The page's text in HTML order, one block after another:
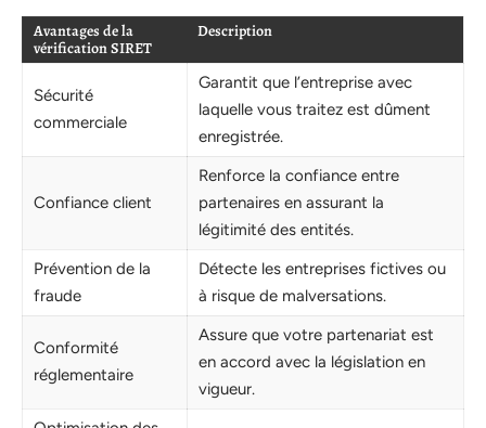
Avantages de la
vérification SIRET
Description
Sécurité
commerciale
Garantit que l’entreprise avec
laquelle vous traitez est dûment
enregistrée.
Confiance client
Renforce la confiance entre
partenaires en assurant la
légitimité des entités.
Prévention de la
fraude
Détecte les entreprises fictives ou
à risque de malversations.
Conformité
réglementaire
Assure que votre partenariat est
en accord avec la législation en
vigueur.